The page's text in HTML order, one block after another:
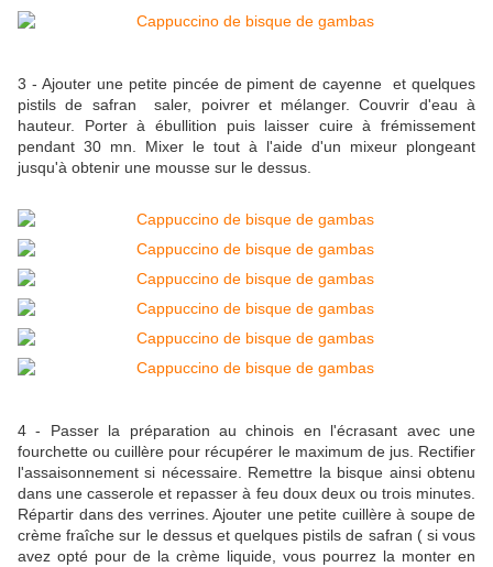
3 - Ajouter une petite pincée de piment de cayenne et quelques
pistils de safran saler, poivrer et mélanger. Couvrir d'eau à
hauteur. Porter à ébullition puis laisser cuire à frémissement
pendant 30 mn. Mixer le tout à l'aide d'un mixeur plongeant
jusqu'à obtenir une mousse sur le dessus.
4 - Passer la préparation au chinois en l'écrasant avec une
fourchette ou cuillère pour récupérer le maximum de jus. Rectifier
l'assaisonnement si nécessaire. Remettre la bisque ainsi obtenu
dans une casserole et repasser à feu doux deux ou trois minutes.
Répartir dans des verrines. Ajouter une petite cuillère à soupe de
crème fraîche sur le dessus et quelques pistils de safran ( si vous
avez opté pour de la crème liquide, vous pourrez la monter en